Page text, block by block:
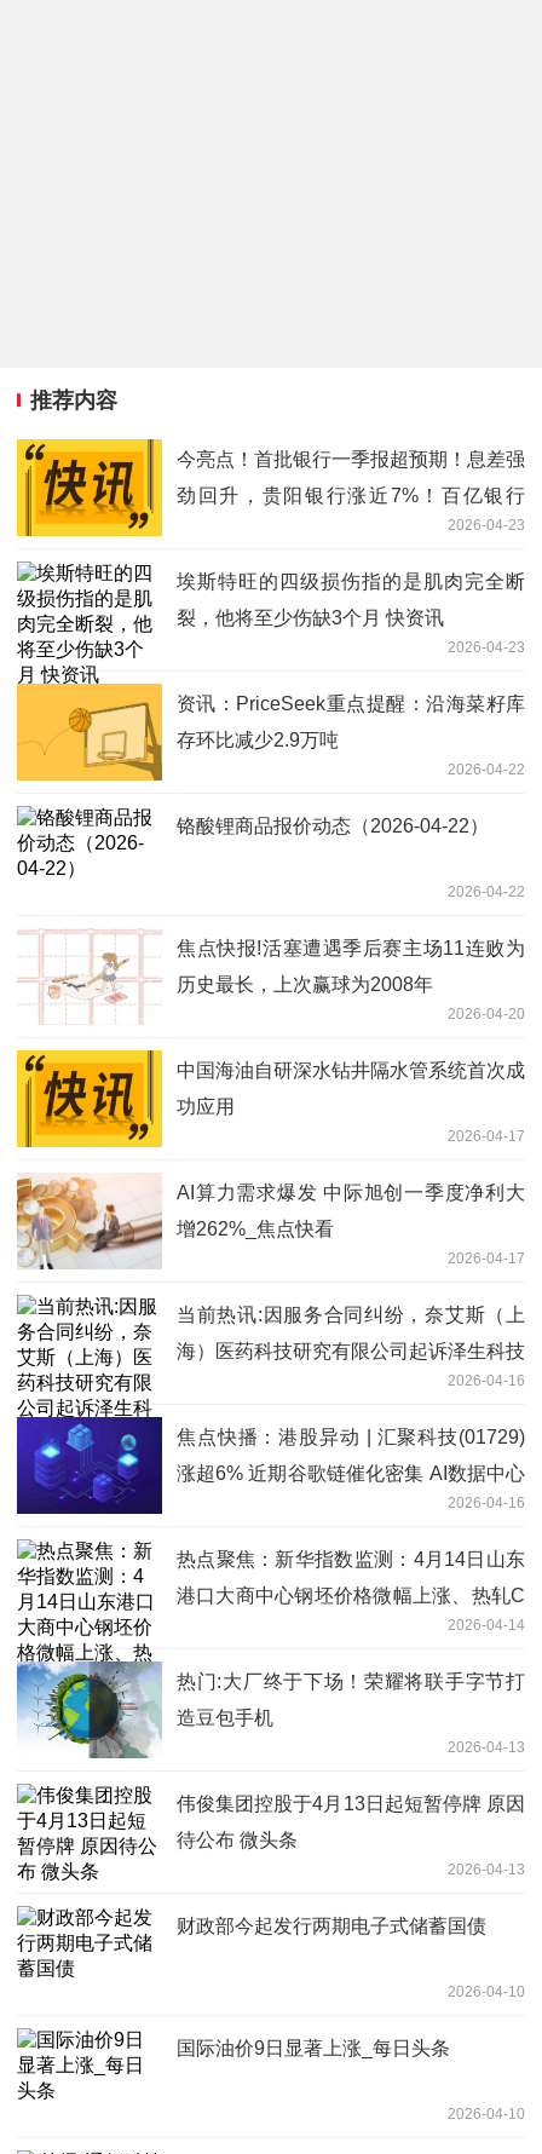
推荐内容
今亮点！首批银行一季报超预期！息差强
劲回升，贵阳银行涨近7%！百亿银行
ETF华宝逆市上涨，基金经理解读来了
2026-04-23
埃斯特旺的四级损伤指的是肌肉完全断
裂，他将至少伤缺3个月 快资讯
2026-04-23
资讯：PriceSeek重点提醒：沿海菜籽库
存环比减少2.9万吨
2026-04-22
铬酸锂商品报价动态（2026-04-22）
2026-04-22
焦点快报!活塞遭遇季后赛主场11连败为
历史最长，上次赢球为2008年
2026-04-20
中国海油自研深水钻井隔水管系统首次成
功应用
2026-04-17
AI算力需求爆发 中际旭创一季度净利大
增262%_焦点快看
2026-04-17
当前热讯:因服务合同纠纷，奈艾斯（上
海）医药科技研究有限公司起诉泽生科技
2026-04-16
焦点快播：港股异动 | 汇聚科技(01729)
涨超6% 近期谷歌链催化密集 AI数据中心
2026-04-16
热点聚焦：新华指数监测：4月14日山东
港口大商中心钢坯价格微幅上涨、热轧C
2026-04-14
热门:大厂终于下场！荣耀将联手字节打
造豆包手机
2026-04-13
伟俊集团控股于4月13日起短暂停牌 原因
待公布 微头条
2026-04-13
财政部今起发行两期电子式储蓄国债
2026-04-10
国际油价9日显著上涨_每日头条
2026-04-10